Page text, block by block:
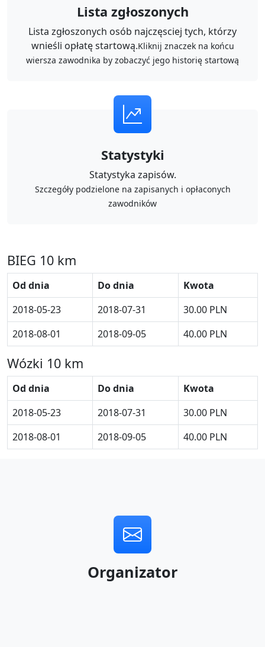
Lista zgłoszonych
Lista zgłoszonych osób najczęsciej tych, którzy
wnieśli opłatę startową.Kliknij znaczek na końcu
wiersza zawodnika by zobaczyć jego historię startową
Statystyki
Statystyka zapisów.
Szczegóły podzielone na zapisanych i opłaconych
zawodników
BIEG 10 km
Od dnia Do dnia
Kwota
2018-05-23
2018-07-31
30.00 PLN
2018-08-01
2018-09-05 40.00 PLN
Wózki 10 km
Od dnia Do dnia
Kwota
2018-05-23
2018-07-31
30.00 PLN
2018-08-01
2018-09-05 40.00 PLN
Organizator